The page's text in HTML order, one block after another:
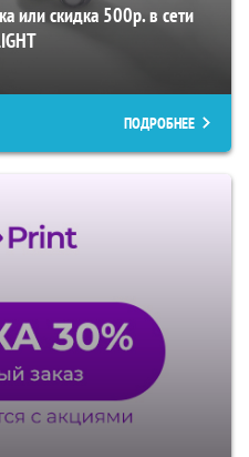
или скидка 500р. в сети
ПОДРОБНЕЕ